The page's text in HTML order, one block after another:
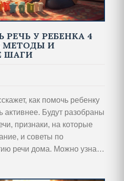
РЕЧЬ У РЕБЕНКА 4
МЕТОДЫ И
ШАГИ
как помочь ребенку
активнее. Будут разобраны
признаки, на которые
и советы по
речи дома. Можно узнать